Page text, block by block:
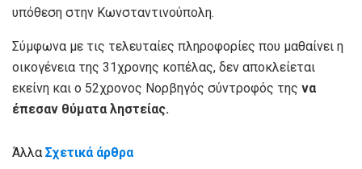
υπόθεση στην Κωνσταντινούπολη.
Σύμφωνα με τις τελευταίες πληροφορίες που μαθαίνει η
οικογένεια της 31χρονης κοπέλας, δεν αποκλείεται
εκείνη και ο 52χρονος Νορβηγός σύντροφός της να
έπεσαν θύματα ληστείας.
Άλλα Σχετικά άρθρα